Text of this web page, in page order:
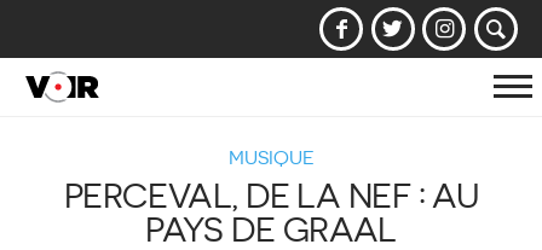
MUSIQUE
PERCEVAL, DE LA NEF : AU
PAYS DE GRAAL